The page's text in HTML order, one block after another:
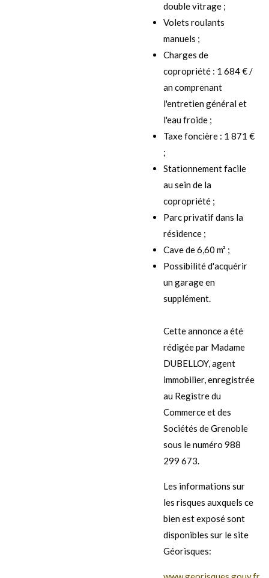
double vitrage ;
Volets roulants
manuels ;
Charges de
copropriété : 1 684 € /
an comprenant
l'entretien général et
l'eau froide ;
Taxe foncière : 1 871 €
;
Stationnement facile
au sein de la
copropriété ;
Parc privatif dans la
résidence ;
Cave de 6,60 m² ;
Possibilité d'acquérir
un garage en
supplément.
Cette annonce a été
rédigée par Madame
DUBELLOY, agent
immobilier, enregistrée
au Registre du
Commerce et des
Sociétés de Grenoble
sous le numéro 988
299 673.
Les informations sur
les risques auxquels ce
bien est exposé sont
disponibles sur le site
Géorisques: